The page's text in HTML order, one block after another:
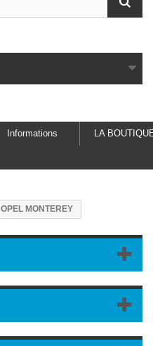
Informations LA
OPEL MONTEREY